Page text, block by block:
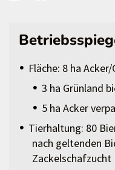
Fläche: 8 ha
3 ha Grünland
5 ha Acker
Tierhaltung: 80
nach geltenden
Zackelschafzucht